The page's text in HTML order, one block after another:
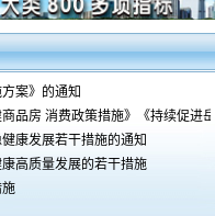
案》的通知
品房 消费政策措施》《持续促进
康发展若干措施的通知
高质量发展的若干措施